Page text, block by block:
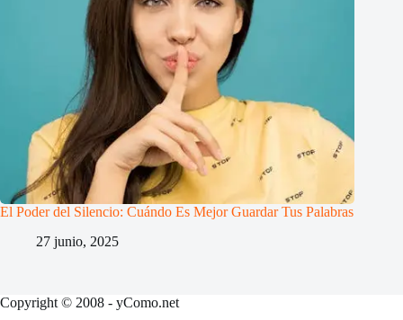
El Poder del Silencio: Cuándo Es Mejor Guardar Tus Palabras
27 junio, 2025
Copyright © 2008 - yComo.net